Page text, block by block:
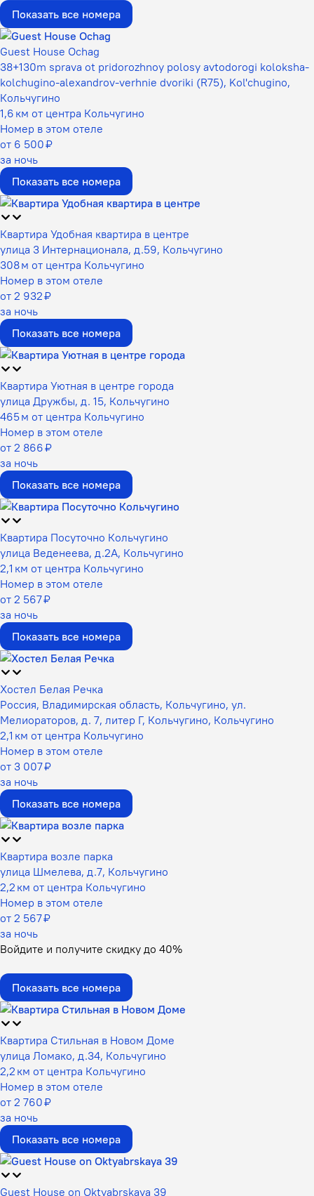
Показать все номера
Guest House Ochag
38+130m sprava ot pridorozhnoy polosy avtodorogi koloksha-
kolchugino-alexandrov-verhnie dvoriki (R75), Kol'chugino,
Кольчугино
1,6 км от центра Кольчугино
Номер в этом отеле
от 6 500 ₽
за ночь
Показать все номера
Квартира Удобная квартира в центре
улица 3 Интернационала, д.59, Кольчугино
308 м от центра Кольчугино
Номер в этом отеле
от 2 932 ₽
за ночь
Показать все номера
Квартира Уютная в центре города
улица Дружбы, д. 15, Кольчугино
465 м от центра Кольчугино
Номер в этом отеле
от 2 866 ₽
за ночь
Показать все номера
Квартира Посуточно Кольчугино
улица Веденеева, д.2А, Кольчугино
2,1 км от центра Кольчугино
Номер в этом отеле
от 2 567 ₽
за ночь
Показать все номера
Хостел Белая Речка
Россия, Владимирская область, Кольчугино, ул.
Мелиораторов, д. 7, литер Г, Кольчугино, Кольчугино
2,1 км от центра Кольчугино
Номер в этом отеле
от 3 007 ₽
за ночь
Показать все номера
Квартира возле парка
улица Шмелева, д.7, Кольчугино
2,2 км от центра Кольчугино
Номер в этом отеле
от 2 567 ₽
за ночь
Войдите и получите скидку до 40%
Показать все номера
Квартира Стильная в Новом Доме
улица Ломако, д.34, Кольчугино
2,2 км от центра Кольчугино
Номер в этом отеле
от 2 760 ₽
за ночь
Показать все номера
Guest House on Oktyabrskaya 39